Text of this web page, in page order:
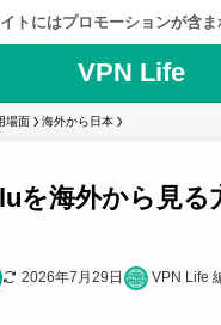
トにはプロモーションが含
VPN Life
場面 海外から日本
を海外から見る
2026年7月29日 VPN Life